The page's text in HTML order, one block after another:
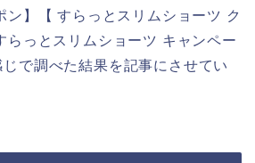
ン】【 すらっとスリムショーツ ク
らっとスリムショーツ キャンペー
で調べた結果を記事にさせてい